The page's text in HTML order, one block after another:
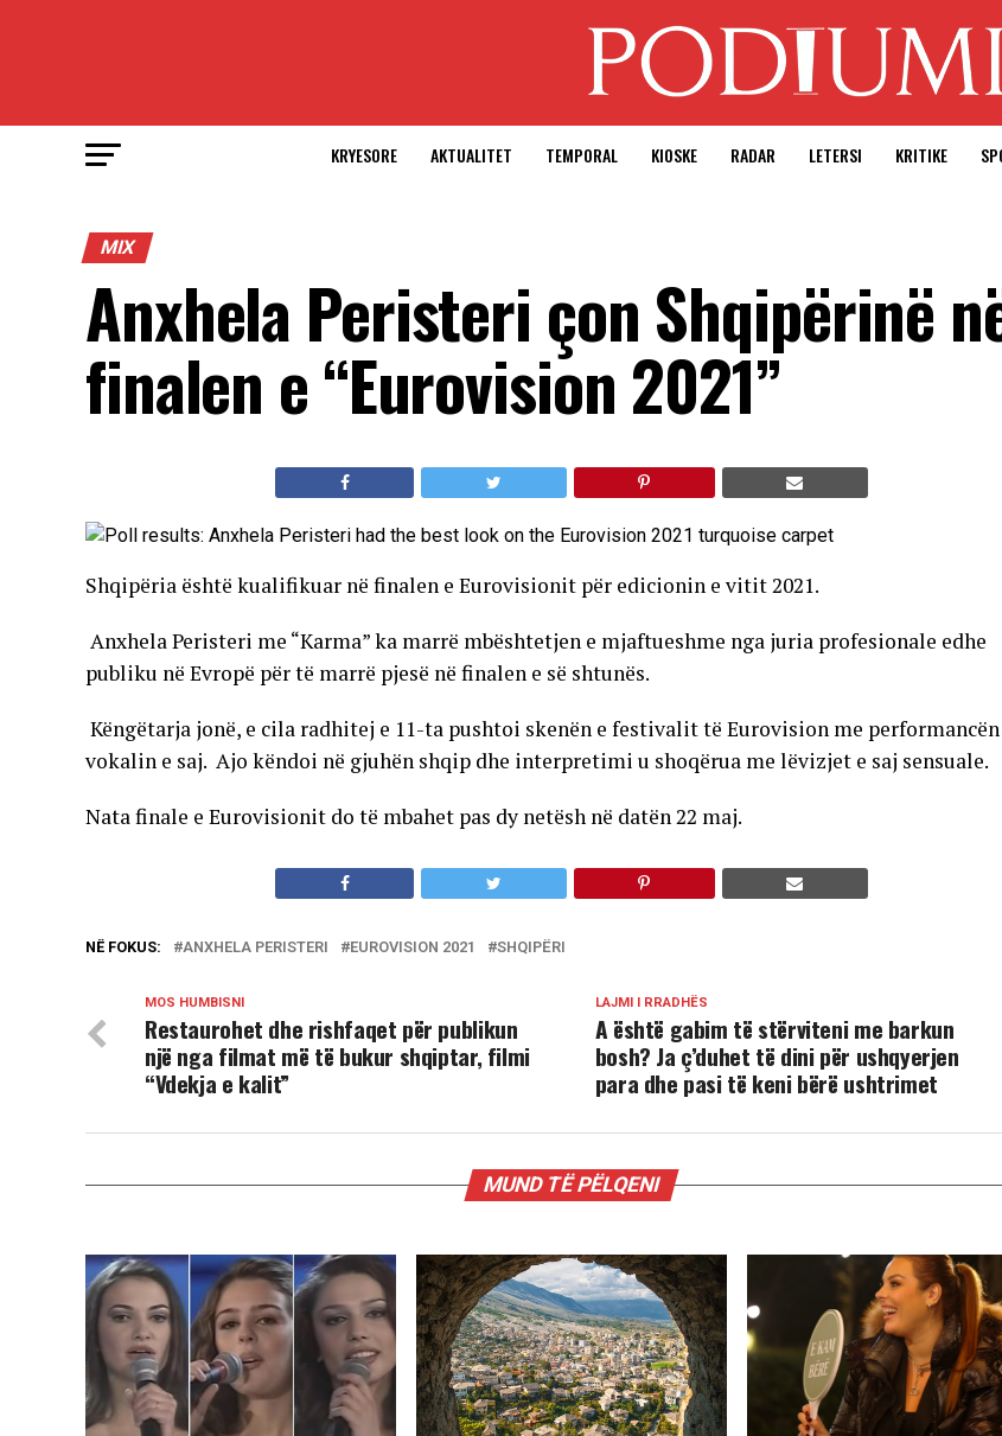
KRYESORE AKTUALITET TEMPORAL KIOSKE RADAR LETERSI KRITIKE
MIX
Anxhela Peristeri çon Shqipërinë
finalen e “Eurovision 2021”
Shqipëria është kualifikuar në finalen e Eurovisionit për edicionin e vitit 2021.
Anxhela Peristeri me “Karma” ka marrë mbështetjen e mjaftueshme nga juria profesionale edhe
publiku në Evropë për të marrë pjesë në finalen e së shtunës.
Këngëtarja jonë, e cila radhitej e 11-ta pushtoi skenën e festivalit të Eurovision me performancën
vokalin e saj. Ajo këndoi në gjuhën shqip dhe interpretimi u shoqërua me lëvizjet e saj sensuale.
Nata finale e Eurovisionit do të mbahet pas dy netësh në datën 22 maj.
NË FOKUS: ANXHELA PERISTERI EUROVISION 2021 SHQIPËRI
LAJMI I RRADHËS
A është gabim të stërviteni me barkun
bosh? Ja ç’duhet të dini për ushqyerjen
para dhe pasi të keni bërë ushtrimet
MOS HUMBISNI
Restaurohet dhe rishfaqet për publikun
një nga filmat më të bukur shqiptar, filmi
“Vdekja e kalit”
MUND TË PËLQENI